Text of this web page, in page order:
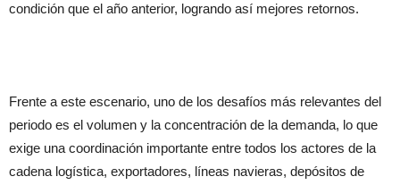
condición que el año anterior, logrando así mejores retornos.
Frente a este escenario, uno de los desafíos más relevantes del
periodo es el volumen y la concentración de la demanda, lo que
exige una coordinación importante entre todos los actores de la
cadena logística, exportadores, líneas navieras, depósitos de